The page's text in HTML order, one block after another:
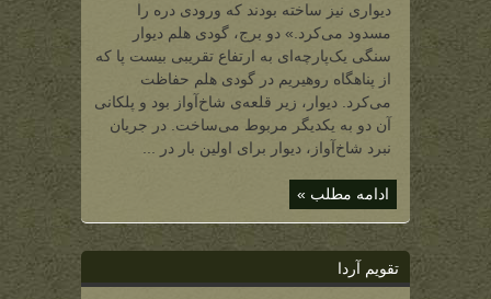
گودی
هلم)
دیواری نیز ساخته بودند که ورودی دره را
مسدود می‌کرد.» دو برج، گودی هلم دیوار
سنگی یک‌پارچه‌ای به ارتفاع تقریبی بیست پا که
از پناهگاه روهیریم در گودی هلم حفاظت
می‌کرد. دیوار، زیر قلعه‌ی شاخ‌آواز بود و پلکانی
آن دو به یکدیگر مربوط می‌ساخت. در جریان
نبرد شاخ‌آواز، دیوار برای اولین بار در ...
ادامه مطلب »
تقویم آردا